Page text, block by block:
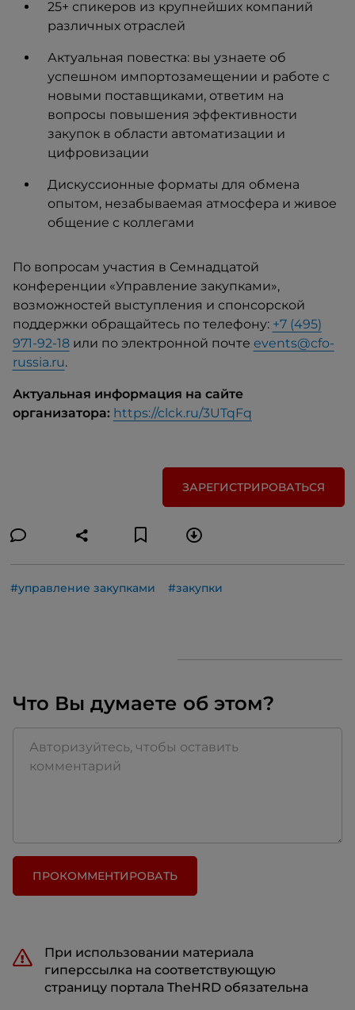
25+ спикеров из крупнейших компаний
различных отраслей
Актуальная повестка: вы узнаете об
успешном импортозамещении и работе с
новыми поставщиками, ответим на
вопросы повышения эффективности
закупок в области автоматизации и
цифровизации
Дискуссионные форматы для обмена
опытом, незабываемая атмосфера и живое
общение с коллегами
По вопросам участия в Семнадцатой
конференции «Управление закупками»,
возможностей выступления и спонсорской
поддержки обращайтесь по телефону: +7 (495)
971-92-18или по электронной почте events@cfo-
russia.ru.
Актуальная информация на сайте
организатора: https://clck.ru/3UTqFq
ЗАРЕГИСТРИРОВАТЬСЯ
#управление закупками #закупки
Что Вы думаете об этом?
ПРОКОММЕНТИРОВАТЬ
При использовании материала
гиперссылка на соответствующую
страницу портала TheHRD обязательна